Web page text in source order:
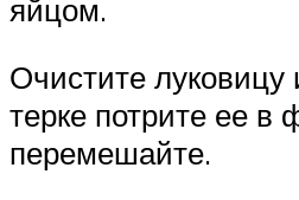
яйцом.
Очистите луковицу
терке потрите ее в
перемешайте.